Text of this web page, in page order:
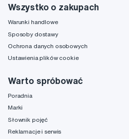
Wszystko o zakupach
Warunki handlowe
Sposoby dostawy
Ochrona danych osobowych
Ustawienia plików cookie
Warto spróbować
Poradnia
Marki
Słownik pojęć
Reklamacje i serwis